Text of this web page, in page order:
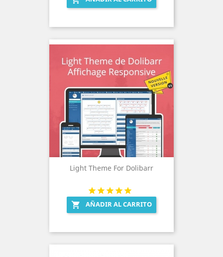
Light Theme For Dolibarr
 AÑADIR AL CARRITO